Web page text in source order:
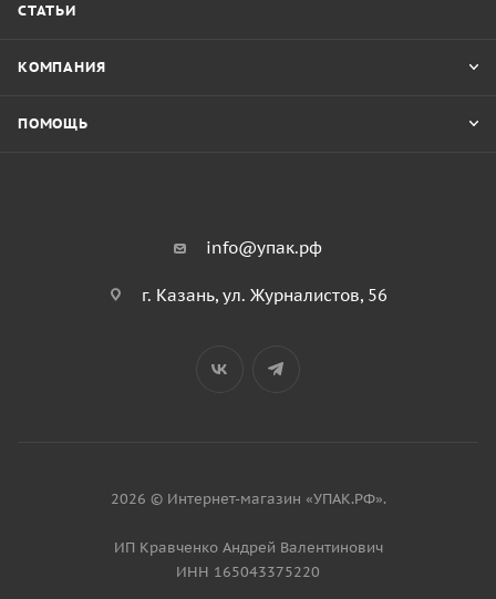
СТАТЬИ
КОМПАНИЯ
ПОМОЩЬ
info@упак.рф
г. Казань, ул. Журналистов, 56
2026 © Интернет-магазин «УПАК.РФ».
ИП Кравченко Андрей Валентинович
ИНН 165043375220